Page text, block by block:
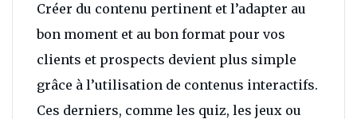
Créer du contenu pertinent et l’adapter au
bon moment et au bon format pour vos
clients et prospects devient plus simple
grâce à l’utilisation de contenus interactifs.
Ces derniers, comme les quiz, les jeux ou